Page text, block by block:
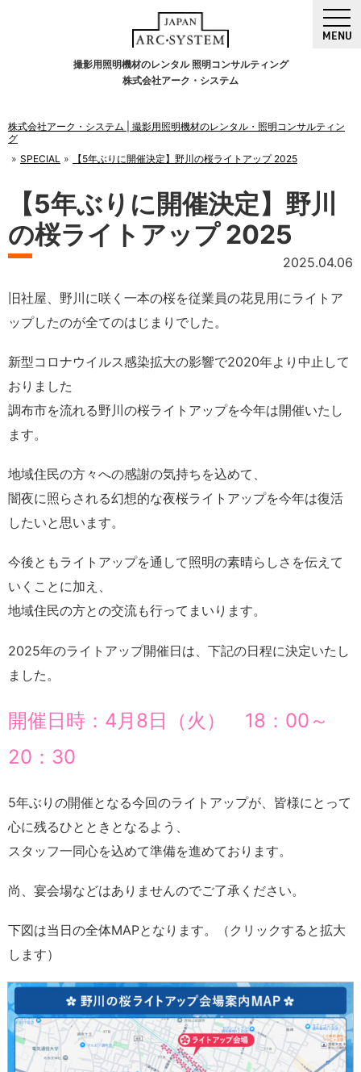
撮影用照明機材のレンタル 照明コンサルティング
株式会社アーク・システム
MENU
株式会社アーク・システム | 撮影用照明機材のレンタル・照明コンサルティン
グ
SPECIAL
【5年ぶりに開催決定】野川の桜ライトアップ 2025
【5年ぶりに開催決定】野川
の桜ライトアップ 2025
2025.04.06
旧社屋、野川に咲く一本の桜を従業員の花見用にライトア
ップしたのが全てのはじまりでした。
新型コロナウイルス感染拡大の影響で2020年より中止して
おりました
調布市を流れる野川の桜ライトアップを今年は開催いたし
ます。
地域住民の方々への感謝の気持ちを込めて、
闇夜に照らされる幻想的な夜桜ライトアップを今年は復活
したいと思います。
今後ともライトアップを通して照明の素晴らしさを伝えて
いくことに加え、
地域住民の方との交流も行ってまいります。
2025年のライトアップ開催日は、下記の日程に決定いたし
ました。
開催日時：4月8日（火） 18：00～
20：30
5年ぶりの開催となる今回のライトアップが、皆様にとって
心に残るひとときとなるよう、
スタッフ一同心を込めて準備を進めております。
尚、宴会場などはありませんのでご了承ください。
下図は当日の全体MAPとなります。（クリックすると拡大
します）